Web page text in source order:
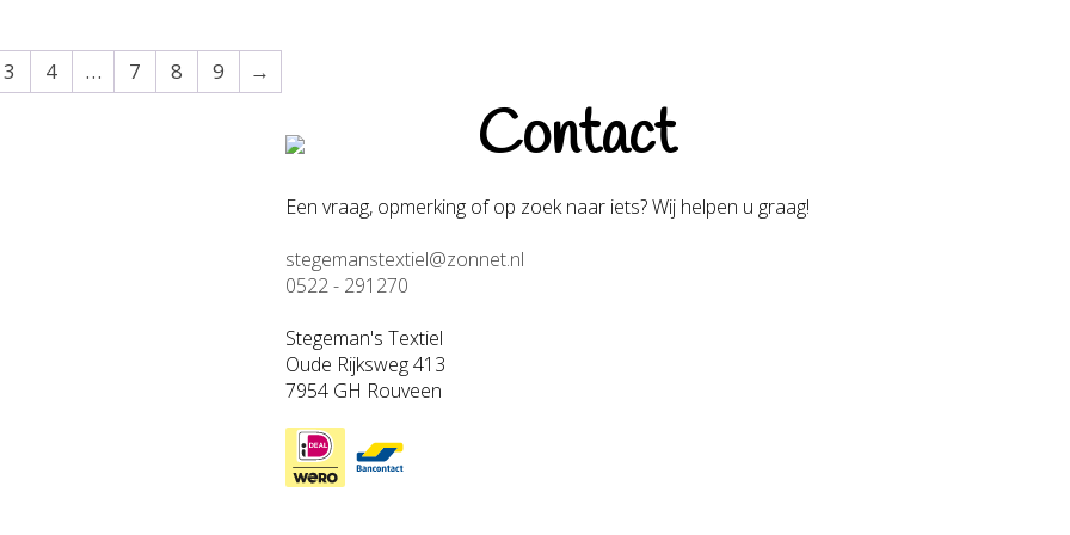
3 4 … 7 8 9 →
Contact
Een vraag, opmerking of op zoek naar iets? Wij helpen u graag!
stegemanstextiel@zonnet.nl
0522 - 291270
Stegeman's Textiel
Oude Rijksweg 413
7954 GH Rouveen